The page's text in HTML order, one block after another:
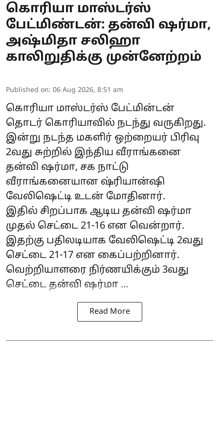
கொரியா மாஸ்டர்ஸ்
பேட்மிண்டன்: தன்வி ஷர்மா,
அஷ்மிதா சலிஹா
காலிறுதிக்கு முன்னேற்றம்
Published on: 06 Aug 2026, 8:51 am
கொரியா மாஸ்டர்ஸ் பேட்மின்டன்
தொடர் கொரியாவில் நடந்து வருகிறது.
இன்று நடந்த மகளிர் ஒற்றையர் பிரிவு
2வது சுற்றில் இந்திய வீராங்கனை
தன்வி ஷர்மா, சக நாட்டு
வீராங்கனையான ஷ்ரியான்ஷி
வேலிஷெட்டி உடன் மோதினார்.
இதில் சிறப்பாக ஆடிய தன்வி ஷர்மா
முதல் செட்டை 21-16 என வென்றார்.
இதற்கு பதிலடியாக வேலிஷெட்டி 2வது
செட்டை 21-17 என கைப்பற்றினார்.
வெற்றியாளரை நிர்ணயிக்கும் 3வது
செட்டை தன்வி ஷர்மா ...
Read More